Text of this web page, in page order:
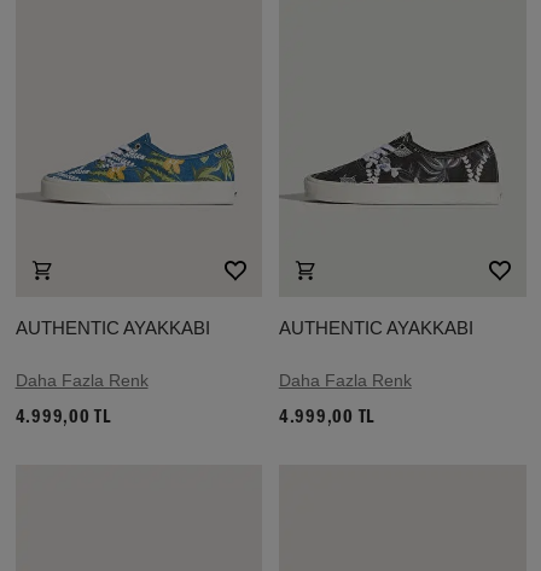
AUTHENTIC AYAKKABI
Daha Fazla Renk
4.999,00 TL
AUTHENTIC AYAKKABI
Daha Fazla Renk
4.999,00 TL